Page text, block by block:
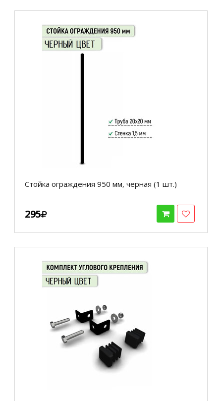
Стойка ограждения 950 мм, черная (1 шт.)
295